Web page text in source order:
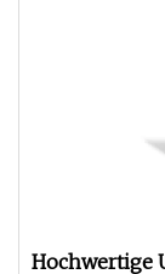
Hochwertige